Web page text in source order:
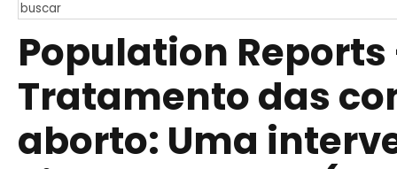
Population Reports
Tratamento das
aborto: Uma